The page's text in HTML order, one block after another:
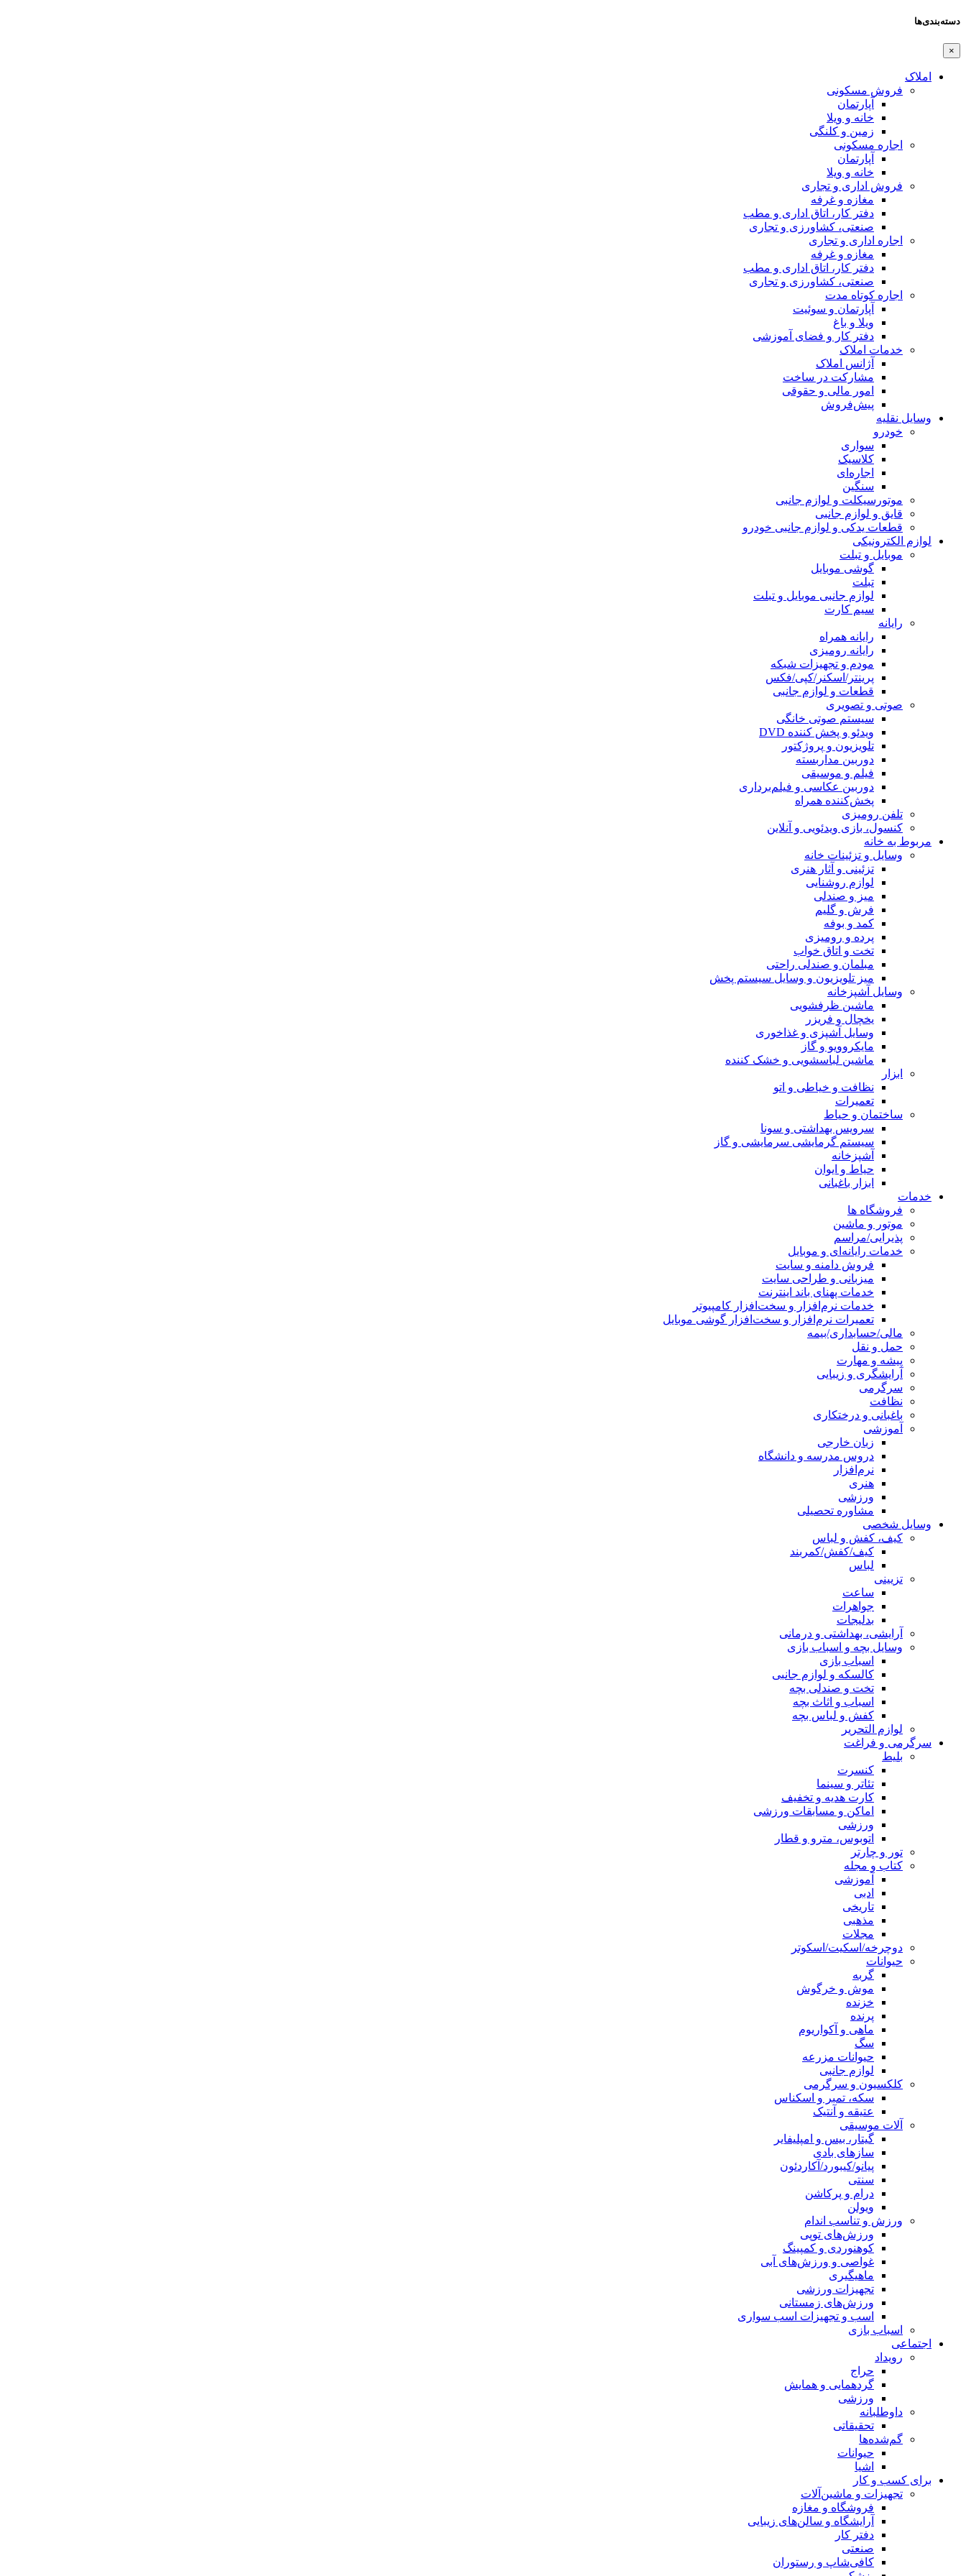
دسته‌بندی‌ها
×
املاک
فروش مسکونی
آپارتمان
خانه و ویلا
زمین و کلنگی
اجاره مسکونی
آپارتمان
خانه و ویلا
فروش اداری و تجاری
مغازه و غرفه
دفتر کار، اتاق اداری و مطب
صنعتی،‌ کشاورزی و تجاری
اجاره اداری و تجاری
مغازه و غرفه
دفتر کار، اتاق اداری و مطب
صنعتی،‌ کشاورزی و تجاری
اجاره کوتاه مدت
آپارتمان و سوئیت
ویلا و باغ
دفتر کار و فضای آموزشی
خدمات املاک
آژانس املاک
مشارکت در ساخت
امور مالی و حقوقی
پیش‌فروش
وسایل نقلیه
خودرو
سواری
کلاسیک
اجاره‌ای
سنگین
موتورسیکلت و لوازم جانبی
قایق و لوازم جانبی
قطعات یدکی و لوازم جانبی خودرو
لوازم الکترونیکی
موبایل و تبلت
گوشی موبایل
تبلت
لوازم جانبی موبایل و تبلت
سیم کارت
رایانه
رایانه همراه
رایانه رومیزی
مودم و تجهیزات شبکه
پرینتر/اسکنر/کپی/فکس
قطعات و لوازم جانبی
صوتی و تصویری
سیستم صوتی خانگی
ویدئو و پخش کننده DVD
تلویزیون و پروژکتور
دوربین مداربسته
فیلم و موسیقی
دوربین عکاسی و فیلم‌برداری
پخش‌کننده همراه
تلفن رومیزی
کنسول، بازی‌ ویدئویی و آنلاین
مربوط به خانه
وسایل و تزئینات خانه
تزئینی و آثار هنری
لوازم روشنایی
میز و صندلی
فرش و گلیم
کمد و بوفه
پرده و رومیزی
تخت و اتاق خواب
مبلمان و صندلی راحتی
میز تلویزیون و وسایل سیستم پخش
وسایل آشپزخانه
ماشین ظرفشویی
یخچال و فریزر
وسایل آشپزی و غذاخوری
مایکروویو و گاز
ماشین لباسشویی و خشک کننده
ابزار
نظافت و خیاطی و اتو
تعمیرات
ساختمان و حیاط
سرویس بهداشتی و سونا
سیستم گرمایشی سرمایشی و گاز
آشپزخانه
حیاط و ایوان
ابزار باغبانی
خدمات
فروشگاه ها
موتور و ماشین
پذیرایی/مراسم
خدمات رایانه‌ای و موبایل
فروش دامنه و سایت
میزبانی و طراحی سایت
خدمات پهنای باند اینترنت
خدمات نرم‌افزار و سخت‌افزار کامپیوتر
تعمیرات نرم‌افزار و سخت‌افزار گوشی موبایل
مالی/حسابداری/بیمه
حمل و نقل
پیشه و مهارت
آرایشگری و زیبایی
سرگرمی
نظافت
باغبانی و درختکاری
آموزشی
زبان خارجی
دروس مدرسه و دانشگاه
نرم‌افزار
هنری
ورزشی
مشاوره تحصیلی
وسایل شخصی
کیف، کفش و لباس
کیف/کفش/کمربند
لباس
تزیینی
ساعت
جواهرات
بدلیجات
آرایشی، بهداشتی و درمانی
وسایل بچه و اسباب بازی
اسباب بازی
کالسکه و لوازم جانبی
تخت و صندلی بچه
اسباب و اثاث بچه
کفش و لباس بچه
لوازم التحریر
سرگرمی و فراغت
بلیط
کنسرت
تئاتر و سینما
کارت هدیه و تخفیف
اماکن و مسابقات ورزشی
ورزشی
اتوبوس، مترو و قطار
تور و چارتر
کتاب و مجله
آموزشی
ادبی
تاریخی
مذهبی
مجلات
دوچرخه/اسکیت/اسکوتر
حیوانات
گربه
موش و خرگوش
خزنده
پرنده
ماهی و آکواریوم
سگ
حیوانات مزرعه
لوازم جانبی
کلکسیون و سرگرمی
سکه، تمبر و اسکناس
عتیقه و آنتیک
آلات موسیقی
گیتار، بیس و امپلیفایر
سازهای بادی
پیانو/کیبورد/آکاردئون
سنتی
درام و پرکاشن
ویولن
ورزش و تناسب اندام
ورزش‌های توپی
کوهنوردی و کمپینگ
غواصی و ورزش‌های آبی
ماهیگیری
تجهیزات ورزشی
ورزش‌های زمستانی
اسب و تجهیزات اسب سواری
اسباب‌ بازی
اجتماعی
رویداد
حراج
گردهمایی و همایش
ورزشی
داوطلبانه
تحقیقاتی
گم‌شده‌ها
حیوانات
اشیا
برای کسب و کار
تجهیزات و ماشین‌آلات
فروشگاه و مغازه
آرایشگاه و سالن‌های زیبایی
دفتر کار
صنعتی
کافی‌شاپ و رستوران